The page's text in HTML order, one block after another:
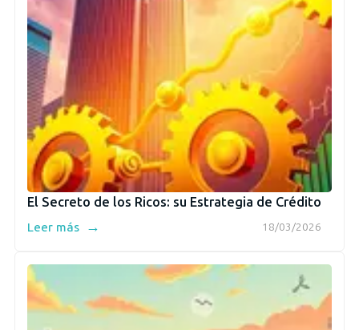
El Secreto de los Ricos: su Estrategia de Crédito
18/03/2026
Leer más →